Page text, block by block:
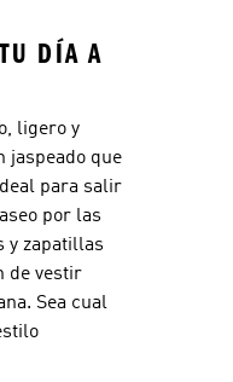
DÍA A
ligero y
jaspeado que
para salir
por las
y zapatillas
de vestir
Sea cual